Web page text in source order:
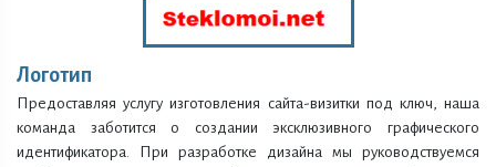
Логотип
Предоставляя услугу изготовления сайта-визитки под ключ, наша
команда заботится о создании эксклюзивного графического
идентификатора. При разработке дизайна мы руководствуемся